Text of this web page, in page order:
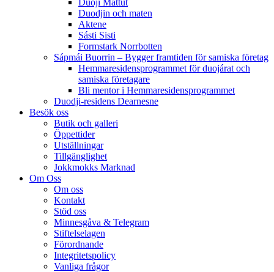
Duoji Máttut
Duodjin och maten
Aktene
Sásti Sisti
Formstark Norrbotten
Sápmái Buorrin – Bygger framtiden för samiska företag
Hemmaresidensprogrammet för duojárat och
samiska företagare​
Bli mentor i Hemmaresidensprogrammet
Duodji-residens Dearnesne
Besök oss
Butik och galleri
Öppettider
Utställningar
Tillgänglighet
Jokkmokks Marknad
Om Oss
Om oss
Kontakt
Stöd oss
Minnesgåva & Telegram
Stiftelselagen
Förordnande
Integritetspolicy
Vanliga frågor